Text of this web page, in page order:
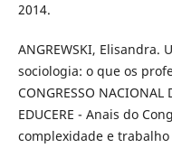
2014.
ANGREWSKI,
sociologia: o que os
CONGRESSO
EDUCERE - Anais do
complexidade e